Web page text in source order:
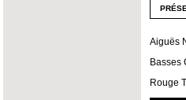
Aiguës
Basses
Rouge